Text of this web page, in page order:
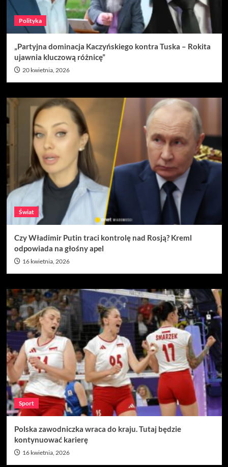
Polityka
„Partyjna dominacja Kaczyńskiego kontra Tuska – Rokita
ujawnia kluczową różnicę”
20 kwietnia, 2026
Świat
Czy Władimir Putin traci kontrolę nad Rosją? Kreml
odpowiada na głośny apel
16 kwietnia, 2026
Sport
Polska zawodniczka wraca do kraju. Tutaj będzie
kontynuować karierę
16 kwietnia, 2026